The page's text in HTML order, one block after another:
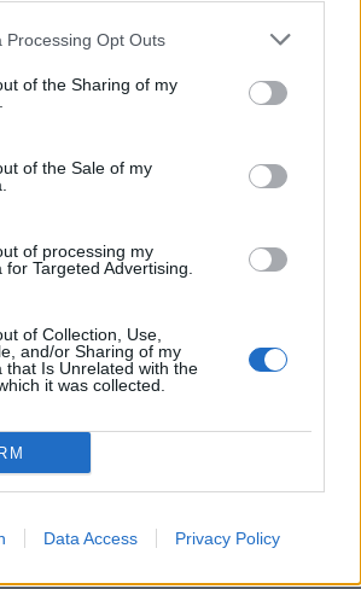
Processing Opt Outs
of the Sharing of my
of the Sale of my
of processing my
Targeted Advertising.
of Collection, Use,
and/or Sharing of my
that Is Unrelated with the
it was collected.
Data Access Privacy Policy